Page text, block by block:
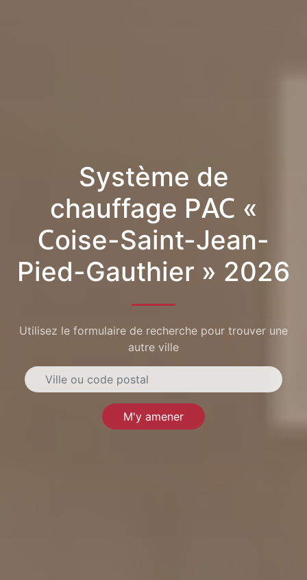
Système de
chauffage PAC «
Coise-Saint-Jean-
Pied-Gauthier » 2026
Utilisez le formulaire de recherche pour trouver une
autre ville
M'y amener